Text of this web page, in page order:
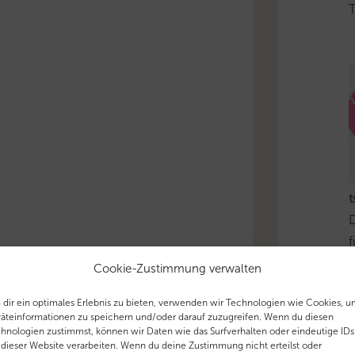
Cookie-Zustimmung verwalten
dir ein optimales Erlebnis zu bieten, verwenden wir Technologien wie Cookies,
zu speichern und/oder darauf zuzugreifen. Wenn du diesen
zustimmst, können wir Daten wie das Surfverhalten oder eindeutige IDs
Website verarbeiten. Wenn du deine Zustimmung nicht erteilst oder